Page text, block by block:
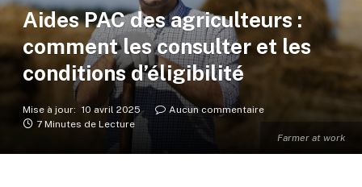
Farmer at work
Aides PAC des agriculteurs :
comment les consulter et les
conditions d’éligibilité
Mise à jour: 10 avril 2025
Aucun commentaire
7 Minutes de Lecture